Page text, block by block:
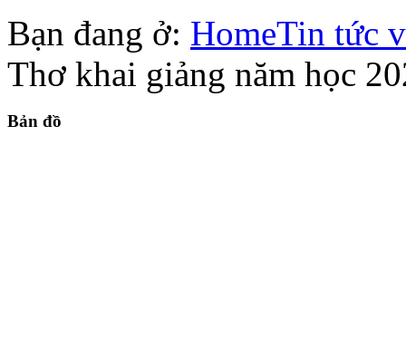
Bạn đang ở: HomeTin tức
Thơ khai giảng năm học
Bản đồ